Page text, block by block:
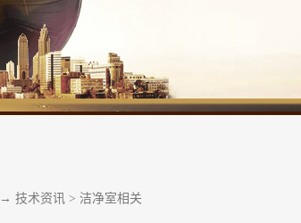
→ 技术资讯 > 洁净室相关